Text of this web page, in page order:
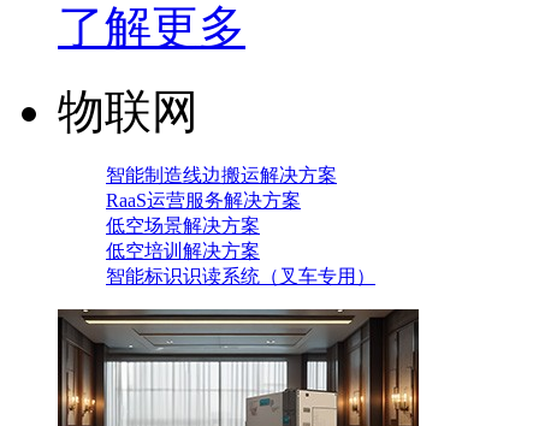
了解更多
物联网
智能制造线边搬运解决方案
RaaS运营服务解决方案
低空场景解决方案
低空培训解决方案
智能标识识读系统（叉车专用）